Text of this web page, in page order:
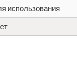
использования